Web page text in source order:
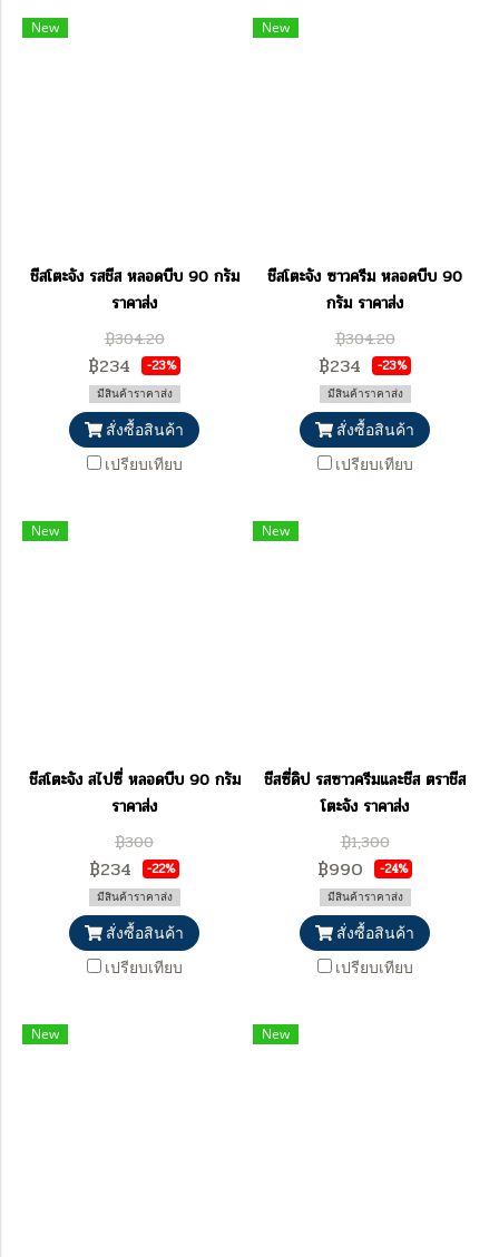
New
ชีสโตะจัง รสชีส หลอดบีบ 90 กรัม
ราคาส่ง
฿304.20
฿234 -23%
มีสินค้าราคาส่ง
สั่งซื้อสินค้า
เปรียบเทียบ
New
ชีสโตะจัง ซาวครีม หลอดบีบ 90
กรัม ราคาส่ง
฿304.20
฿234 -23%
มีสินค้าราคาส่ง
สั่งซื้อสินค้า
เปรียบเทียบ
New
ชีสโตะจัง สไปซี่ หลอดบีบ 90 กรัม
ราคาส่ง
฿300
฿234 -22%
มีสินค้าราคาส่ง
สั่งซื้อสินค้า
เปรียบเทียบ
New
ชีสซี่ดิป รสซาวครีมและชีส ตราชีส
โตะจัง ราคาส่ง
฿1,300
฿990 -24%
มีสินค้าราคาส่ง
สั่งซื้อสินค้า
เปรียบเทียบ
New New